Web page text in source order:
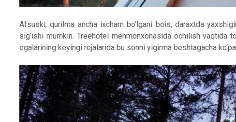
Afsuski, qurilma ancha ixcham bo‘lgani bois, daraxtda
sig‘ishi mumkin. Treehotel mehmonxonasida ochilish vaqtida
egalarining keyingi rejalarida bu sonni yigirma beshtagacha